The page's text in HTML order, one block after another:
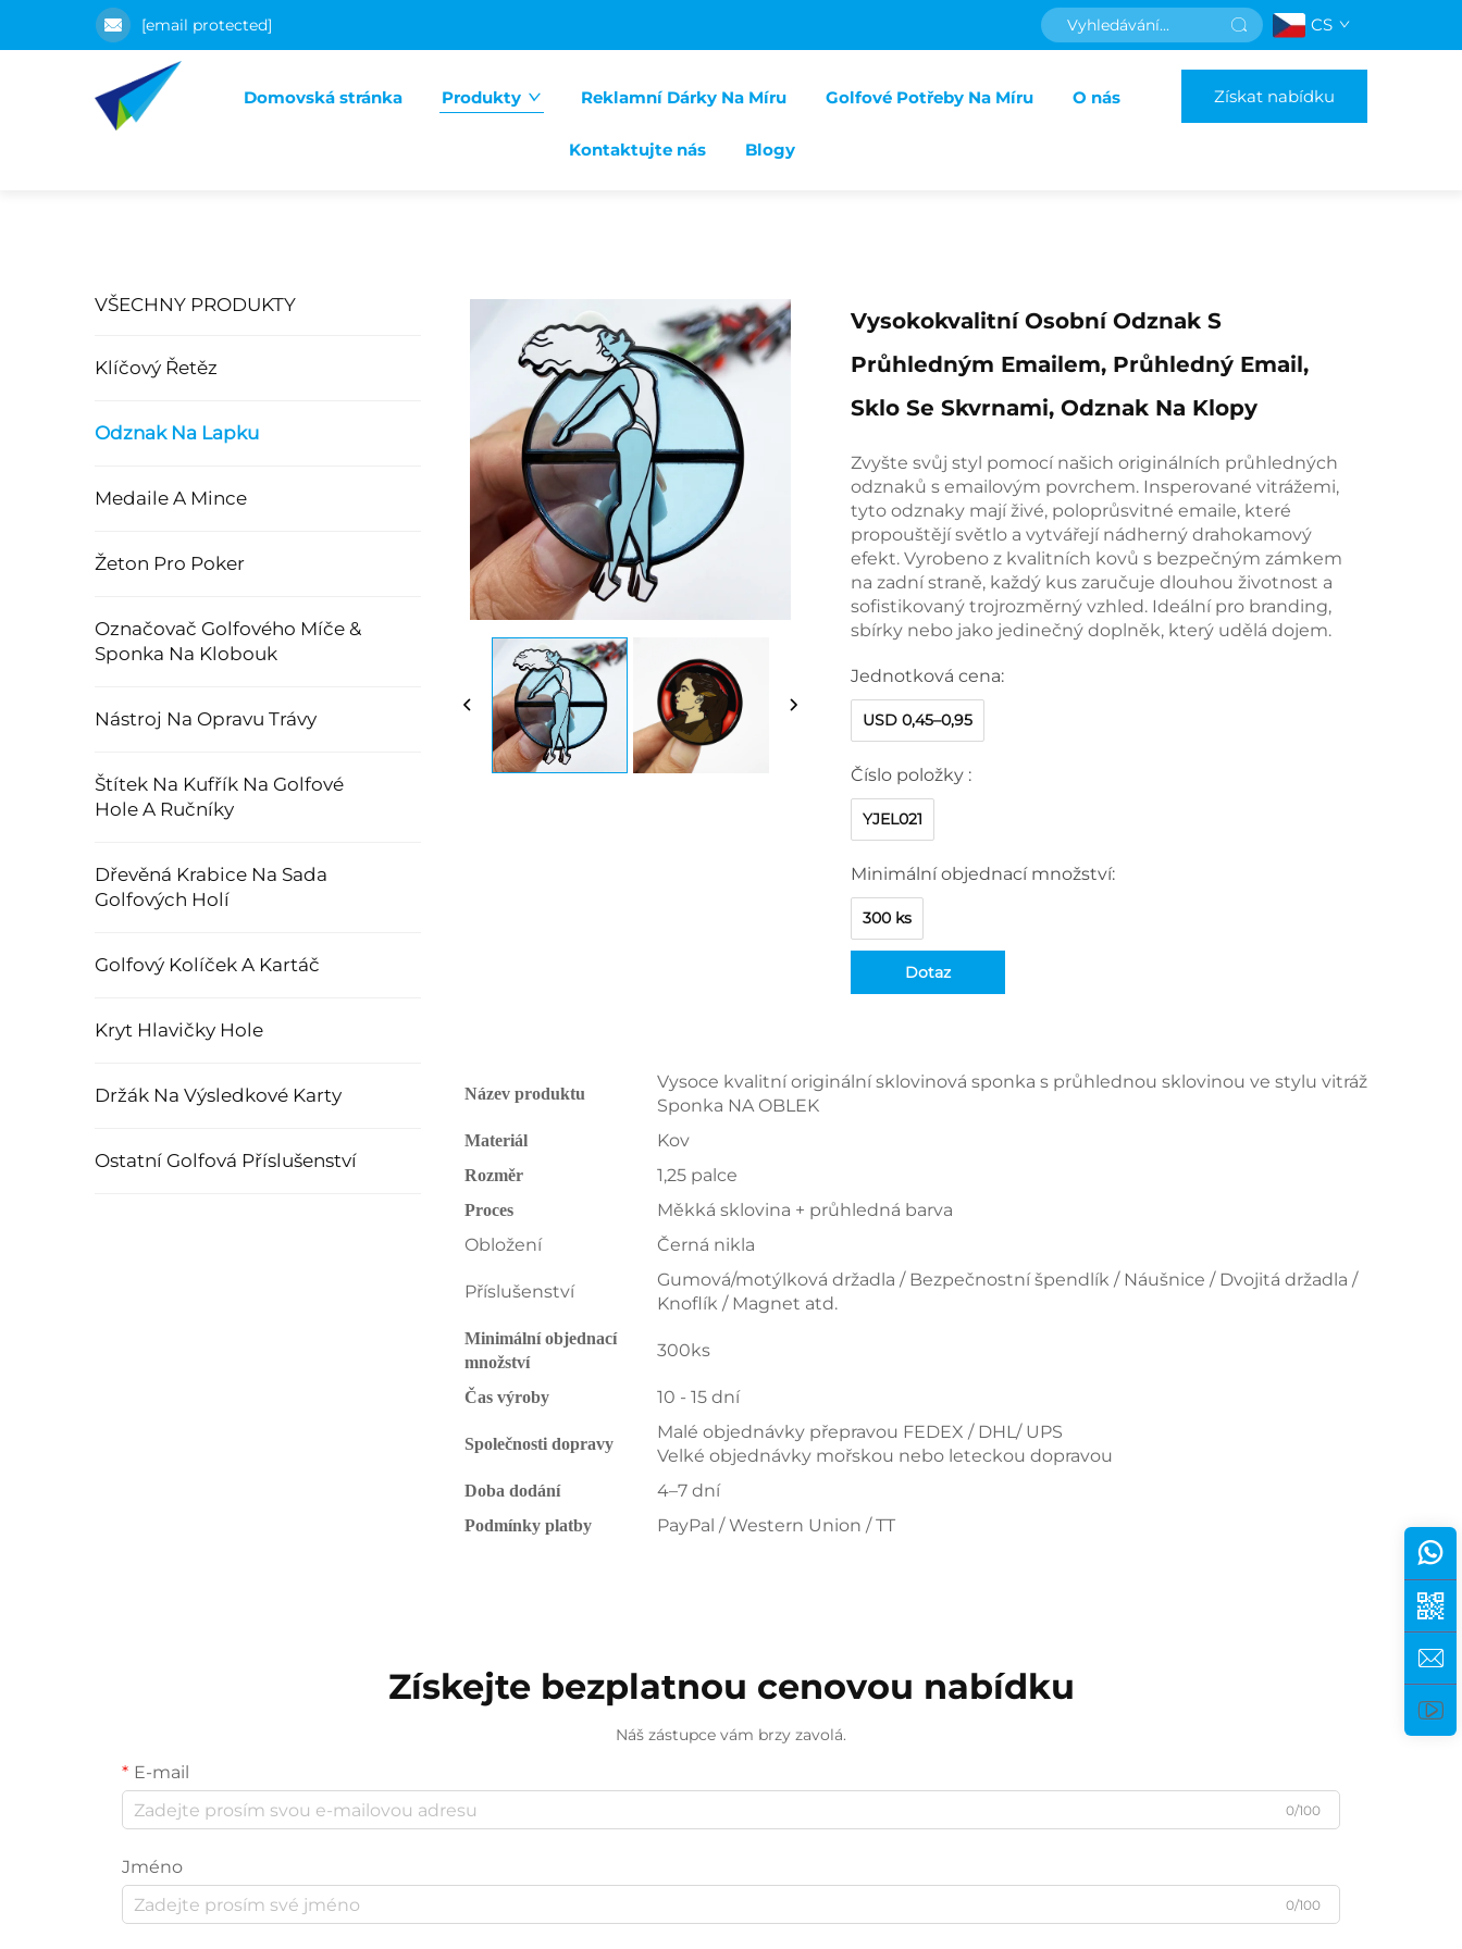
[email protected] CS
Domovská stránka Produkty Reklamní Dárky Na Míru Golfové Potřeby Na Míru O nás
Kontaktujte nás Blogy
Získat nabídku
VŠECHNY PRODUKTY
Klíčový Řetěz
Odznak Na Lapku
Medaile A Mince
Žeton Pro Poker
Označovač Golfového Míče &
Sponka Na Klobouk
Nástroj Na Opravu Trávy
Štítek Na Kufřík Na Golfové
Hole A Ručníky
Dřevěná Krabice Na Sada
Golfových Holí
Golfový Kolíček A Kartáč
Kryt Hlavičky Hole
Držák Na Výsledkové Karty
Ostatní Golfová Příslušenství
Vysokokvalitní Osobní Odznak S
Průhledným Emailem, Průhledný Email,
Sklo Se Skvrnami, Odznak Na Klopy
Zvyšte svůj styl pomocí našich originálních průhledných
odznaků s emailovým povrchem. Insperované vitrážemi,
tyto odznaky mají živé, poloprůsvitné emaile, které
propouštějí světlo a vytvářejí nádherný drahokamový
efekt. Vyrobeno z kvalitních kovů s bezpečným zámkem
na zadní straně, každý kus zaručuje dlouhou životnost a
sofistikovaný trojrozměrný vzhled. Ideální pro branding,
sbírky nebo jako jedinečný doplněk, který udělá dojem.
Jednotková cena:
USD 0,45–0,95
Číslo položky :
YJEL021
Minimální objednací množství:
300 ks
Dotaz
Název produktu
Vysoce kvalitní originální sklovinová sponka s průhlednou sklovinou ve stylu vitráže
Sponka NA OBLEK
Materiál Kov
Rozměr 1,25 palce
Proces
Měkká sklovina + průhledná barva
Obložení
Černá nikla
Příslušenství
Gumová/motýlková držadla / Bezpečnostní špendlík / Náušnice / Dvojitá držadla /
Knoflík / Magnet atd.
Minimální objednací
množství
300ks
Čas výroby 10 - 15 dní
Společnosti dopravy
Malé objednávky přepravou FEDEX / DHL/ UPS
Velké objednávky mořskou nebo leteckou dopravou
Doba dodání 4–7 dní
Podmínky platby PayPal / Western Union / TT
Získejte bezplatnou cenovou nabídku
Náš zástupce vám brzy zavolá.
E-mail
0/100
Jméno
0/100